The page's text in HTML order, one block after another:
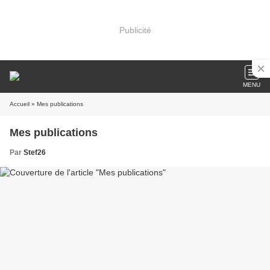
Publicité
MENU
Accueil » Mes publications
Mes publications
Par Stef26